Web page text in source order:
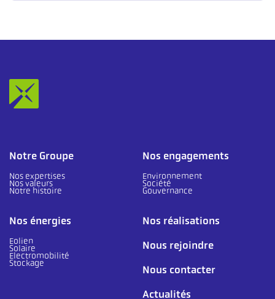
Notre Groupe
Nos expertises
Nos valeurs
Notre histoire
Nos engagements
Environnement
Société
Gouvernance
Nos énergies
Eolien
Solaire
Electromobilité
Stockage
Nos réalisations
Nous rejoindre
Nous contacter
Actualités